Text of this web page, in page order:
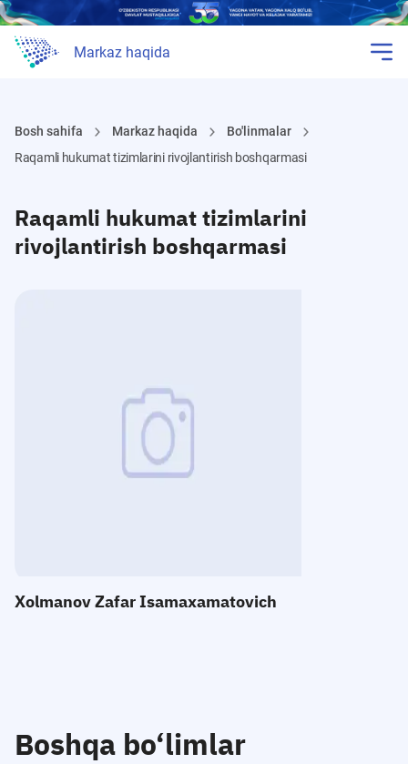
Markaz haqida
Bosh sahifa Markaz haqida
Bo'linmalar
Raqamli hukumat tizimlarini rivojlantirish boshqarmasi
Raqamli hukumat tizimlarini
rivojlantirish boshqarmasi
Xolmanov Zafar Isamaxamatovich
Boshqa bo‘limlar